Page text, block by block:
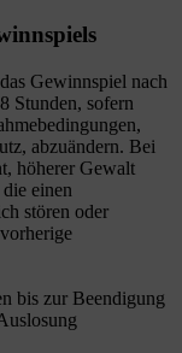
Gewinnspiel nach
Stunden, sofern
abzuändern. Bei
höherer Gewalt
einen
stören oder
bis zur Beendigung